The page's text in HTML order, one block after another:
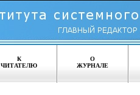
К
ЧИТАТЕЛЮ
О
ЖУРНАЛЕ